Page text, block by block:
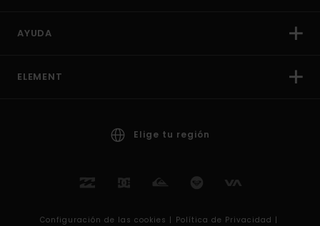
AYUDA
ELEMENT
Elige tu región
Configuración de las cookies | Política de Privacidad |